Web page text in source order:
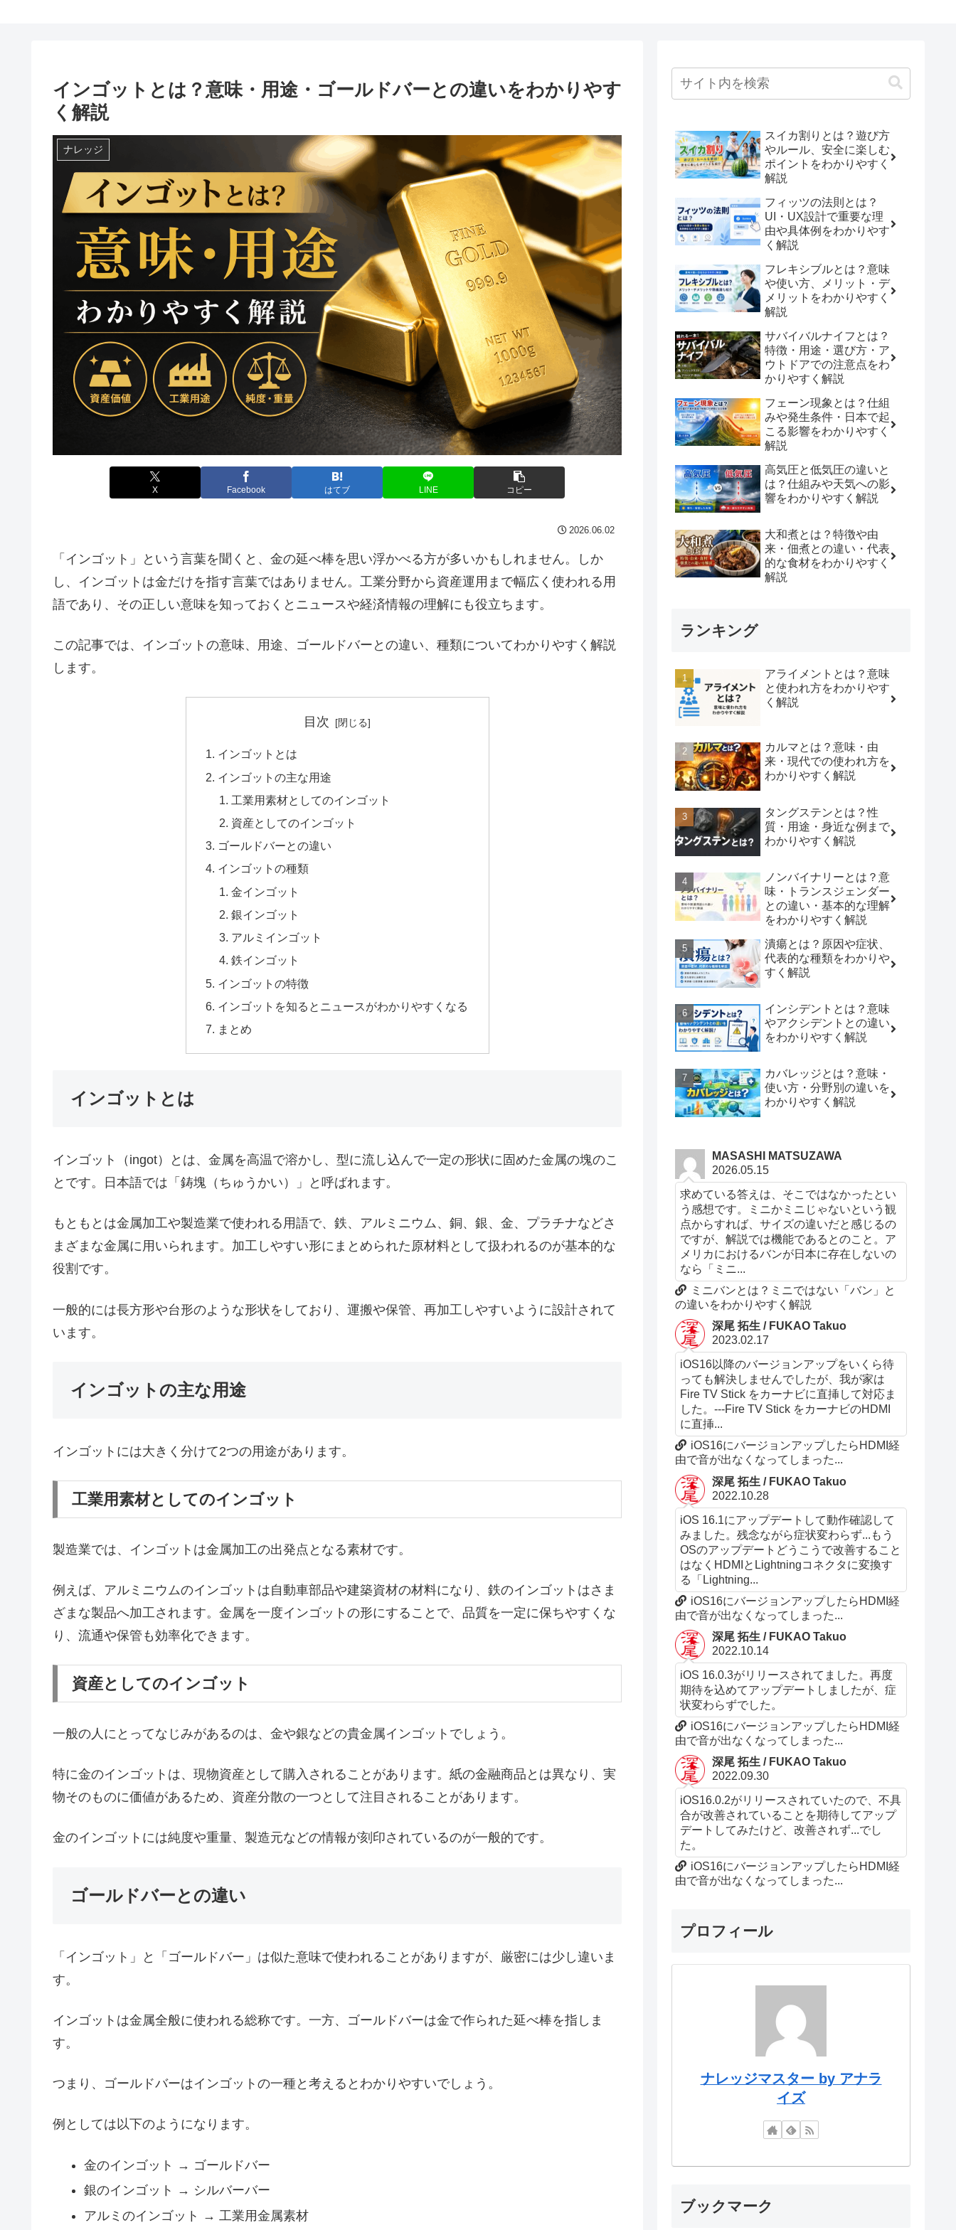
インゴットとは？意味・用途・ゴールドバーとの違いをわかりやす
く解説
ナレッジ
X Facebook はてブ LINE コピー
2026.06.02
「インゴット」という言葉を聞くと、金の延べ棒を思い浮かべる方が多いかもしれません。しか
し、インゴットは金だけを指す言葉ではありません。工業分野から資産運用まで幅広く使われる用
語であり、その正しい意味を知っておくとニュースや経済情報の理解にも役立ちます。
この記事では、インゴットの意味、用途、ゴールドバーとの違い、種類についてわかりやすく解説
します。
目次
インゴットとは
インゴットの主な用途
工業用素材としてのインゴット
資産としてのインゴット
ゴールドバーとの違い
インゴットの種類
金インゴット
銀インゴット
アルミインゴット
鉄インゴット
インゴットの特徴
インゴットを知るとニュースがわかりやすくなる
まとめ
インゴットとは
インゴット（ingot）とは、金属を高温で溶かし、型に流し込んで一定の形状に固めた金属の塊のこ
とです。日本語では「鋳塊（ちゅうかい）」と呼ばれます。
もともとは金属加工や製造業で使われる用語で、鉄、アルミニウム、銅、銀、金、プラチナなどさ
まざまな金属に用いられます。加工しやすい形にまとめられた原材料として扱われるのが基本的な
役割です。
一般的には長方形や台形のような形状をしており、運搬や保管、再加工しやすいように設計されて
います。
インゴットの主な用途
インゴットには大きく分けて2つの用途があります。
工業用素材としてのインゴット
製造業では、インゴットは金属加工の出発点となる素材です。
例えば、アルミニウムのインゴットは自動車部品や建築資材の材料になり、鉄のインゴットはさま
ざまな製品へ加工されます。金属を一度インゴットの形にすることで、品質を一定に保ちやすくな
り、流通や保管も効率化できます。
資産としてのインゴット
一般の人にとってなじみがあるのは、金や銀などの貴金属インゴットでしょう。
特に金のインゴットは、現物資産として購入されることがあります。紙の金融商品とは異なり、実
物そのものに価値があるため、資産分散の一つとして注目されることがあります。
金のインゴットには純度や重量、製造元などの情報が刻印されているのが一般的です。
ゴールドバーとの違い
「インゴット」と「ゴールドバー」は似た意味で使われることがありますが、厳密には少し違いま
す。
インゴットは金属全般に使われる総称です。一方、ゴールドバーは金で作られた延べ棒を指しま
す。
つまり、ゴールドバーはインゴットの一種と考えるとわかりやすいでしょう。
例としては以下のようになります。
金のインゴット → ゴールドバー
銀のインゴット → シルバーバー
アルミのインゴット → 工業用金属素材
スイカ割りとは？遊び方
やルール、安全に楽しむ
ポイントをわかりやすく
解説
フィッツの法則とは？
UI・UX設計で重要な理
由や具体例をわかりやす
く解説
フレキシブルとは？意味
や使い方、メリット・デ
メリットをわかりやすく
解説
サバイバルナイフとは？
特徴・用途・選び方・ア
ウトドアでの注意点をわ
かりやすく解説
フェーン現象とは？仕組
みや発生条件・日本で起
こる影響をわかりやすく
解説
高気圧と低気圧の違いと
は？仕組みや天気への影
響をわかりやすく解説
大和煮とは？特徴や由
来・佃煮との違い・代表
的な食材をわかりやすく
解説
ランキング
アライメントとは？意味
と使われ方をわかりやす
く解説
カルマとは？意味・由
来・現代での使われ方を
わかりやすく解説
タングステンとは？性
質・用途・身近な例まで
わかりやすく解説
ノンバイナリーとは？意
味・トランスジェンダー
との違い・基本的な理解
をわかりやすく解説
潰瘍とは？原因や症状、
代表的な種類をわかりや
すく解説
インシデントとは？意味
やアクシデントとの違い
をわかりやすく解説
カバレッジとは？意味・
使い方・分野別の違いを
わかりやすく解説
MASASHI MATSUZAWA
2026.05.15
求めている答えは、そこではなかったとい
う感想です。ミニかミニじゃないという観
点からすれば、サイズの違いだと感じるの
ですが、解説では機能であるとのこと。ア
メリカにおけるバンが日本に存在しないの
なら「ミニ...
ミニバンとは？ミニではない「バン」と
の違いをわかりやすく解説
深尾 拓生 / FUKAO Takuo
2023.02.17
iOS16以降のバージョンアップをいくら待
っても解決しませんでしたが、我が家は
Fire TV Stick をカーナビに直挿して対応ま
した。---Fire TV Stick をカーナビのHDMI
に直挿...
iOS16にバージョンアップしたらHDMI経
由で音が出なくなってしまった...
深尾 拓生 / FUKAO Takuo
2022.10.28
iOS 16.1にアップデートして動作確認して
みました。残念ながら症状変わらず...もう
OSのアップデートどうこうで改善すること
はなくHDMIとLightningコネクタに変換す
る「Lightning...
iOS16にバージョンアップしたらHDMI経
由で音が出なくなってしまった...
深尾 拓生 / FUKAO Takuo
2022.10.14
iOS 16.0.3がリリースされてました。再度
期待を込めてアップデートしましたが、症
状変わらずでした。
iOS16にバージョンアップしたらHDMI経
由で音が出なくなってしまった...
深尾 拓生 / FUKAO Takuo
2022.09.30
iOS16.0.2がリリースされていたので、不具
合が改善されていることを期待してアップ
デートしてみたけど、改善されず...でし
た。
iOS16にバージョンアップしたらHDMI経
由で音が出なくなってしまった...
プロフィール
ナレッジマスター by アナラ
イズ
ブックマーク